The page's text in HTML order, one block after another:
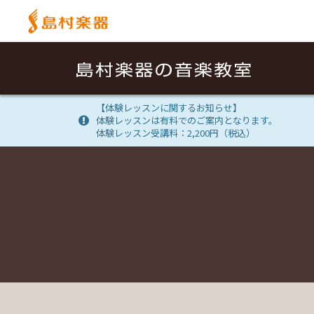
【体験レッスンに関するお知らせ】
体験レッスンは有料でのご案内となります。
体験レッスン受講料：2,200円（税込）